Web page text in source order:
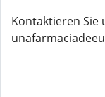
Kontaktieren Sie